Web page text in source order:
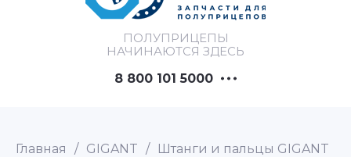
ПОЛУПРИЦЕПЫ
НАЧИНАЮТСЯ ЗДЕСЬ
8 800 101 5000
Главная / GIGANT / Штанги и пальцы GIGANT